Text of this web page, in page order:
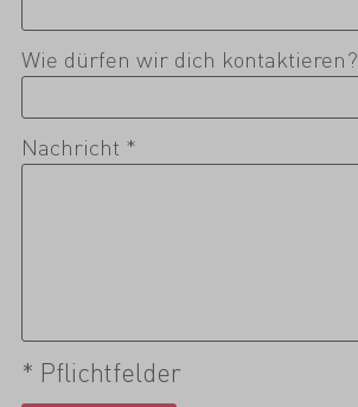
Wie dürfen wir dich kontaktieren?
Nachricht *
* Pflichtfelder